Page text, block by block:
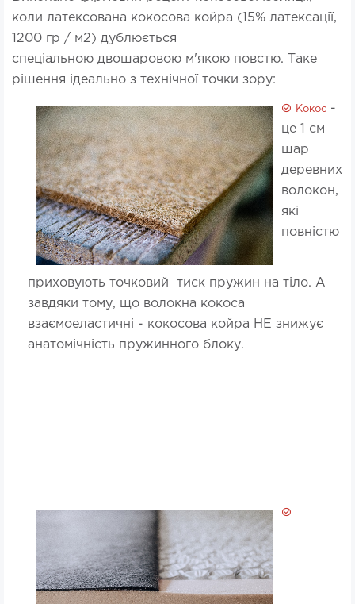
коли латексована кокосова койра (15% латексації,
1200 гр / м2) дублюється
спеціальною двошаровою м'якою повстю. Таке
рішення ідеально з технічної точки зору:
Кокос -
це 1 см
шар
деревних
волокон,
які
повністю
приховують точковий тиск пружин на тіло. А
завдяки тому, що волокна кокоса
взаємоеластичні - кокосова койра НЕ знижує
анатомічність пружинного блоку.